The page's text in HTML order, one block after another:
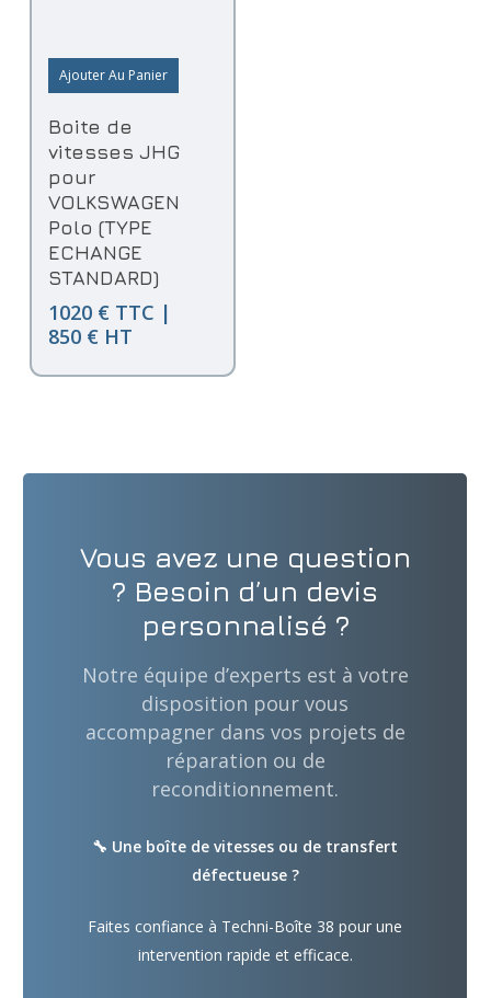
Ajouter Au Panier
Boite de
vitesses JHG
pour
VOLKSWAGEN
Polo (TYPE
ECHANGE
STANDARD)
1020 € TTC |
850 € HT
Vous avez une question
? Besoin d’un devis
personnalisé ?
Notre équipe d’experts est à votre
disposition pour vous
accompagner dans vos projets de
réparation ou de
reconditionnement.
🔧 Une boîte de vitesses ou de transfert
défectueuse ?
Faites confiance à Techni-Boîte 38 pour une
intervention rapide et efficace.